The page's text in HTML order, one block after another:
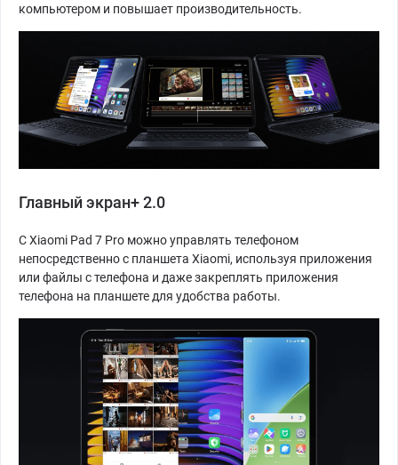
компьютером и повышает производительность.
Главный экран+ 2.0
С Xiaomi Pad 7 Pro можно управлять телефоном
непосредственно с планшета Xiaomi, используя приложения
или файлы с телефона и даже закреплять приложения
телефона на планшете для удобства работы.